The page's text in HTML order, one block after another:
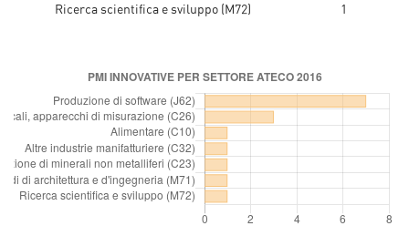
Ricerca scientifica e sviluppo (M72) 1